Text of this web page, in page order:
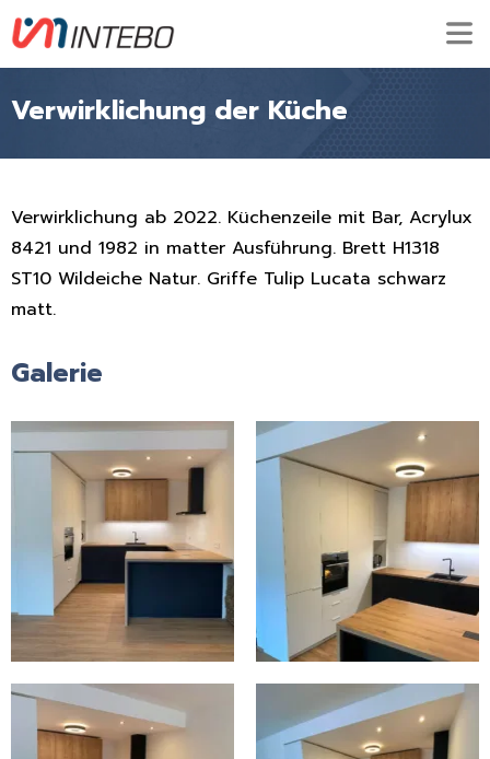
Verwirklichung der Küche
Verwirklichung ab 2022. Küchenzeile mit Bar, Acrylux
8421 und 1982 in matter Ausführung. Brett H1318
ST10 Wildeiche Natur. Griffe Tulip Lucata schwarz
matt.
Galerie